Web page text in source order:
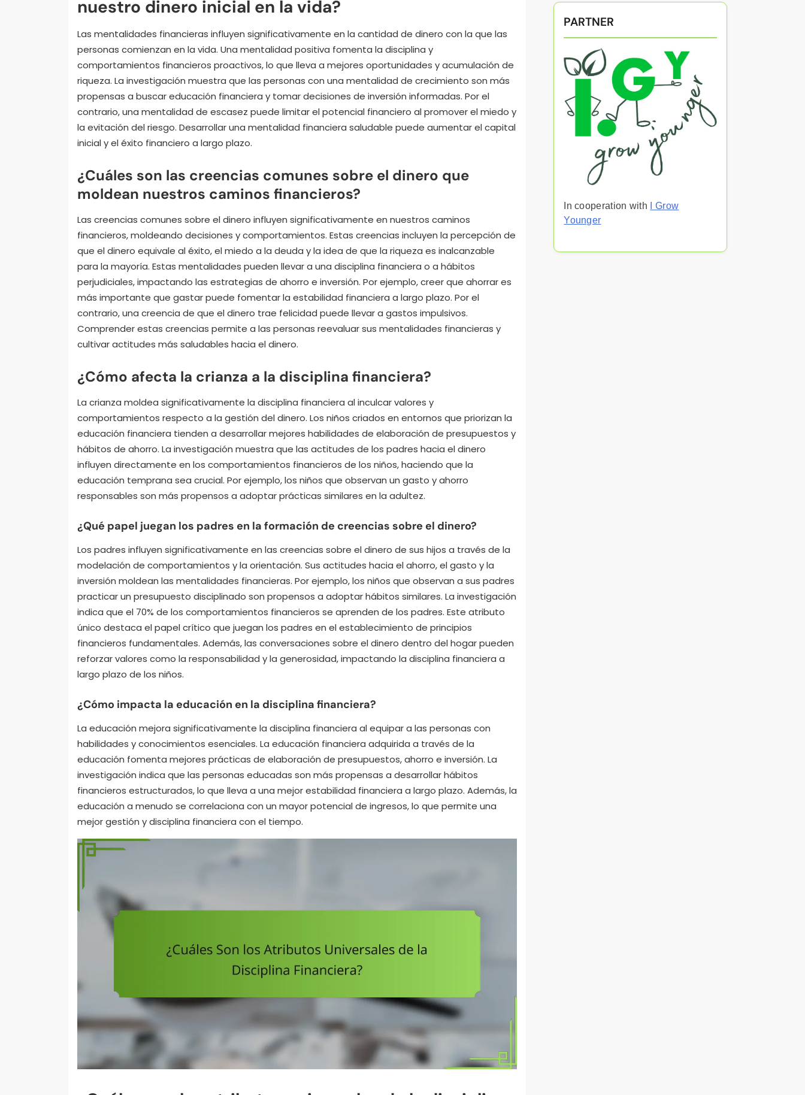
nuestro dinero inicial en la vida?
Las mentalidades financieras influyen significativamente en la cantidad de dinero con la que las
personas comienzan en la vida. Una mentalidad positiva fomenta la disciplina y
comportamientos financieros proactivos, lo que lleva a mejores oportunidades y acumulación de
riqueza. La investigación muestra que las personas con una mentalidad de crecimiento son más
propensas a buscar educación financiera y tomar decisiones de inversión informadas. Por el
contrario, una mentalidad de escasez puede limitar el potencial financiero al promover el miedo y
la evitación del riesgo. Desarrollar una mentalidad financiera saludable puede aumentar el capital
inicial y el éxito financiero a largo plazo.
¿Cuáles son las creencias comunes sobre el dinero que
moldean nuestros caminos financieros?
Las creencias comunes sobre el dinero influyen significativamente en nuestros caminos
financieros, moldeando decisiones y comportamientos. Estas creencias incluyen la percepción de
que el dinero equivale al éxito, el miedo a la deuda y la idea de que la riqueza es inalcanzable
para la mayoría. Estas mentalidades pueden llevar a una disciplina financiera o a hábitos
perjudiciales, impactando las estrategias de ahorro e inversión. Por ejemplo, creer que ahorrar es
más importante que gastar puede fomentar la estabilidad financiera a largo plazo. Por el
contrario, una creencia de que el dinero trae felicidad puede llevar a gastos impulsivos.
Comprender estas creencias permite a las personas reevaluar sus mentalidades financieras y
cultivar actitudes más saludables hacia el dinero.
¿Cómo afecta la crianza a la disciplina financiera?
La crianza moldea significativamente la disciplina financiera al inculcar valores y
comportamientos respecto a la gestión del dinero. Los niños criados en entornos que priorizan la
educación financiera tienden a desarrollar mejores habilidades de elaboración de presupuestos y
hábitos de ahorro. La investigación muestra que las actitudes de los padres hacia el dinero
influyen directamente en los comportamientos financieros de los niños, haciendo que la
educación temprana sea crucial. Por ejemplo, los niños que observan un gasto y ahorro
responsables son más propensos a adoptar prácticas similares en la adultez.
¿Qué papel juegan los padres en la formación de creencias sobre el dinero?
Los padres influyen significativamente en las creencias sobre el dinero de sus hijos a través de la
modelación de comportamientos y la orientación. Sus actitudes hacia el ahorro, el gasto y la
inversión moldean las mentalidades financieras. Por ejemplo, los niños que observan a sus padres
practicar un presupuesto disciplinado son propensos a adoptar hábitos similares. La investigación
indica que el 70% de los comportamientos financieros se aprenden de los padres. Este atributo
único destaca el papel crítico que juegan los padres en el establecimiento de principios
financieros fundamentales. Además, las conversaciones sobre el dinero dentro del hogar pueden
reforzar valores como la responsabilidad y la generosidad, impactando la disciplina financiera a
largo plazo de los niños.
¿Cómo impacta la educación en la disciplina financiera?
La educación mejora significativamente la disciplina financiera al equipar a las personas con
habilidades y conocimientos esenciales. La educación financiera adquirida a través de la
educación fomenta mejores prácticas de elaboración de presupuestos, ahorro e inversión. La
investigación indica que las personas educadas son más propensas a desarrollar hábitos
financieros estructurados, lo que lleva a una mejor estabilidad financiera a largo plazo. Además, la
educación a menudo se correlaciona con un mayor potencial de ingresos, lo que permite una
mejor gestión y disciplina financiera con el tiempo.
PARTNER
In cooperation with
I Grow
Younger